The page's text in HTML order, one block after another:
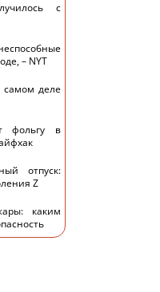
с
– NYT
самом деле
фольгу в
отпуск:
Z
каким